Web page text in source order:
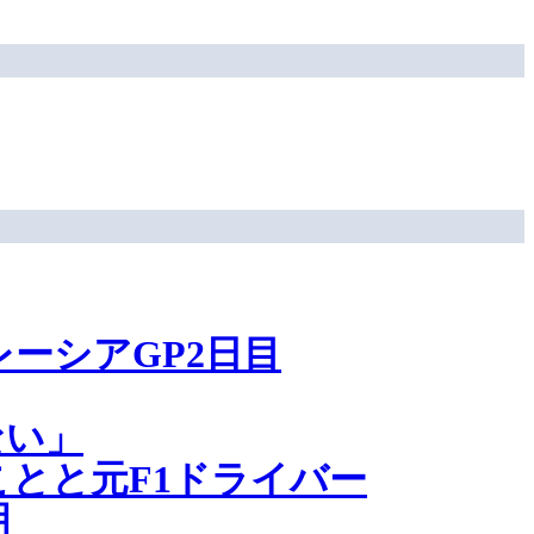
シアGP2日目
」
と元F1ドライバー